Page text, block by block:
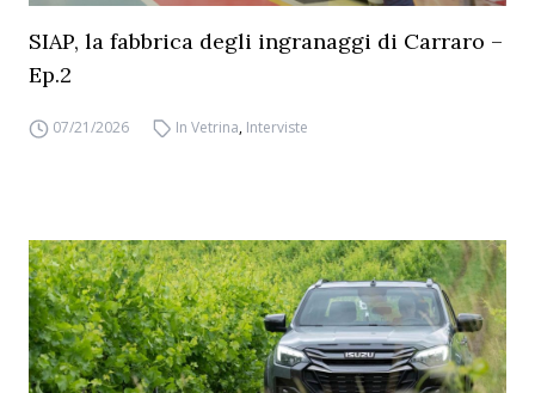
SIAP, la fabbrica degli ingranaggi di Carraro –
Ep.2
07/21/2026 In Vetrina, Interviste